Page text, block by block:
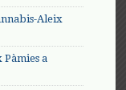
Aleix
a